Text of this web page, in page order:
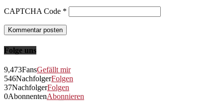
CAPTCHA Code *
Folge uns
9,473FansGefällt mir
546NachfolgerFolgen
37NachfolgerFolgen
0AbonnentenAbonnieren